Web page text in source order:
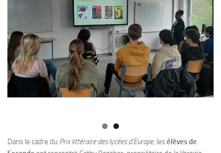
Dans le cadre du Prix littéraire des lycées d’Europe, lesélèves de